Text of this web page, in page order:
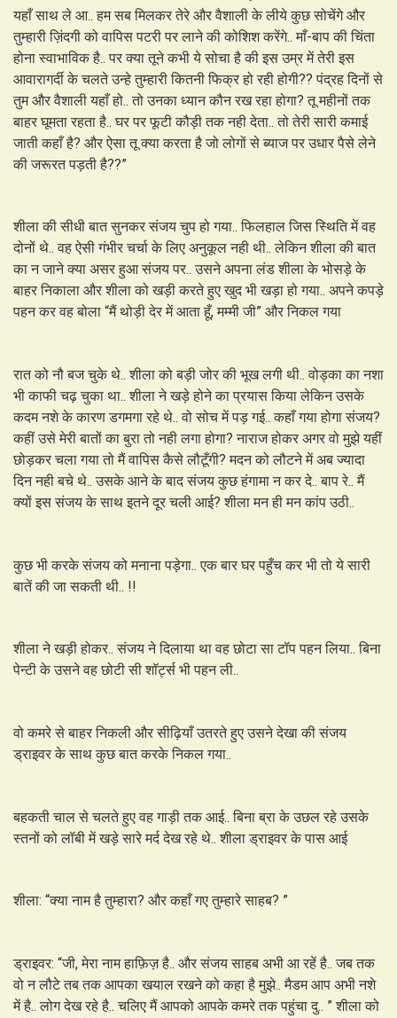
यहाँ साथ ले आ.. हम सब मिलकर तेरे और वैशाली के लीये कुछ सोचेंगे और
तुम्हारी ज़िंदगी को वापिस पटरी पर लाने की कोशिश करेंगे.. माँ-बाप की चिंता
होना स्वाभाविक है.. पर क्या तूने कभी ये सोचा है की इस उम्र में तेरी इस
आवारागर्दी के चलते उन्हे तुम्हारी कितनी फिक्र हो रही होगी?? पंद्रह दिनों से
तुम और वैशाली यहाँ हो.. तो उनका ध्यान कौन रख रहा होगा? तू महीनों तक
बाहर घूमता रहता है.. घर पर फूटी कौड़ी तक नही देता.. तो तेरी सारी कमाई
जाती कहाँ है? और ऐसा तू क्या करता है जो लोगों से ब्याज पर उधार पैसे लेने
की जरूरत पड़ती है??”
शीला की सीधी बात सुनकर संजय चुप हो गया.. फिलहाल जिस स्थिति में वह
दोनों थे.. वह ऐसी गंभीर चर्चा के लिए अनुकूल नही थी.. लेकिन शीला की बात
का न जाने क्या असर हुआ संजय पर.. उसने अपना लंड शीला के भोसड़े के
बाहर निकाला और शीला को खड़ी करते हुए खुद भी खड़ा हो गया.. अपने कपड़े
पहन कर वह बोला “मैं थोड़ी देर में आता हूँ, मम्मी जी” और निकल गया
रात को नौ बज चुके थे.. शीला को बड़ी जोर की भूख लगी थी.. वोड्का का नशा
भी काफी चढ़ चुका था.. शीला ने खड़े होने का प्रयास किया लेकिन उसके
कदम नशे के कारण डगमगा रहे थे.. वो सोच में पड़ गई.. कहाँ गया होगा संजय?
कहीं उसे मेरी बातों का बुरा तो नही लगा होगा? नाराज होकर अगर वो मुझे यहीं
छोड़कर चला गया तो मैं वापिस कैसे लौटूँगी? मदन को लौटने में अब ज्यादा
दिन नही बचे थे.. उसके आने के बाद संजय कुछ हंगामा न कर दे.. बाप रे.. मैं
क्यों इस संजय के साथ इतने दूर चली आई? शीला मन ही मन कांप उठी..
कुछ भी करके संजय को मनाना पड़ेगा.. एक बार घर पहुँच कर भी तो ये सारी
बातें की जा सकती थी.. !!
शीला ने खड़ी होकर.. संजय ने दिलाया था वह छोटा सा टॉप पहन लिया.. बिना
पेन्टी के उसने वह छोटी सी शॉर्ट्स भी पहन ली..
वो कमरे से बाहर निकली और सीढ़ियाँ उतरते हुए उसने देखा की संजय
ड्राइवर के साथ कुछ बात करके निकल गया..
बहकती चाल से चलते हुए वह गाड़ी तक आई.. बिना ब्रा के उछल रहे उसके
स्तनों को लॉबी में खड़े सारे मर्द देख रहे थे.. शीला ड्राइवर के पास आई
शीला: “क्या नाम है तुम्हारा? और कहाँ गए तुम्हारे साहब? ”
ड्राइवर: “जी, मेरा नाम हाफ़िज़ है.. और संजय साहब अभी आ रहें है.. जब तक
वो न लौटे तब तक आपका खयाल रखने को कहा है मुझे.. मैडम आप अभी नशे
में है.. लोग देख रहे है.. चलिए मैं आपको आपके कमरे तक पहुंचा दु.. ” शीला को